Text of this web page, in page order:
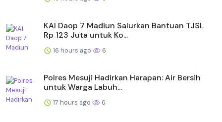
KAI Daop 7 Madiun Salurkan Bantuan TJSL
Rp 123 Juta untuk Ko...
16 hours ago 6
Polres Mesuji Hadirkan Harapan: Air Bersih
untuk Warga Labuh...
17 hours ago 6